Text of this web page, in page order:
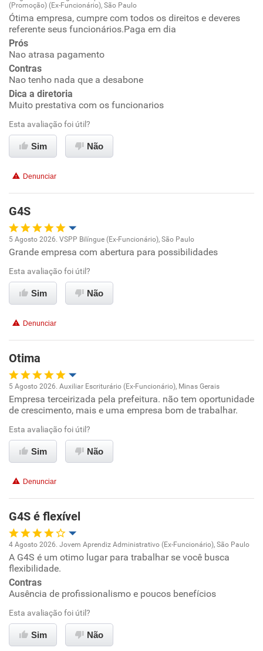
Oportunidade de promoção
Ambiente de trabalho
Conciliação com a vida familiar
Benefícios
Recomenda esta empresa
Recomenda a diretoria
(Promoção) (Ex-Funcionário), São Paulo
Ótima empresa, cumpre com todos os direitos e deveres
referente seus funcionários.Paga em dia
Prós
Nao atrasa pagamento
Contras
Nao tenho nada que a desabone
Dica a diretoria
Muito prestativa com os funcionarios
Esta avaliação foi útil?
Sim Não
Denunciar
G4S
Oportunidade de promoção
Ambiente de trabalho
Benefícios
Recomenda esta empresa
Recomenda a diretoria
5 Agosto 2026. VSPP Bilíngue (Ex-Funcionário), São Paulo
Grande empresa com abertura para possibilidades
Esta avaliação foi útil?
Sim Não
Denunciar
Otima
Oportunidade de promoção
Ambiente de trabalho
Conciliação com a vida familiar
Recomenda esta empresa
5 Agosto 2026. Auxiliar Escriturário (Ex-Funcionário), Minas Gerais
Empresa terceirizada pela prefeitura. não tem oportunidade
de crescimento, mais e uma empresa bom de trabalhar.
Esta avaliação foi útil?
Sim Não
Denunciar
G4S é flexível
Oportunidade de promoção
Ambiente de trabalho
Conciliação com a vida familiar
Benefícios
4 Agosto 2026. Jovem Aprendiz Administrativo (Ex-Funcionário), São Paulo
A G4S é um otimo lugar para trabalhar se você busca
flexibilidade.
Contras
Ausência de profissionalismo e poucos benefícios
Esta avaliação foi útil?
Sim Não